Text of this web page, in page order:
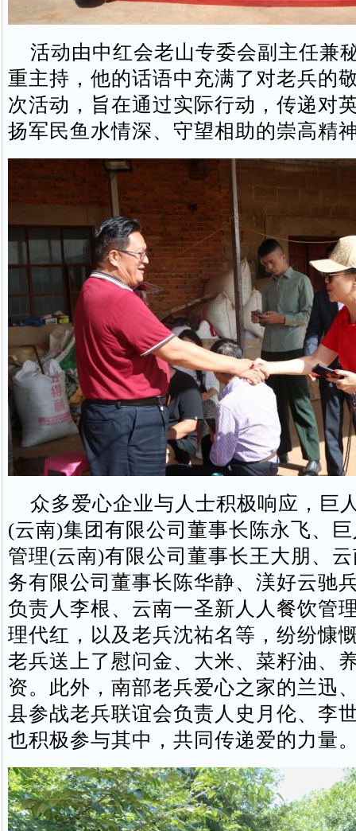
活动由中红会老山专委会副主任兼
重主持，他的话语中充满了对老兵的
次活动，旨在通过实际行动，传递对
扬军民鱼水情深、守望相助的崇高精
众多爱心企业与人士积极响应，巨
(云南)集团有限公司董事长陈永飞、
管理(云南)有限公司董事长王大朋、
务有限公司董事长陈华静、渼好云驰
负责人李根、云南一圣新人人餐饮管
理代红，以及老兵沈祐名等，纷纷慷
老兵送上了慰问金、大米、菜籽油、
资。此外，南部老兵爱心之家的兰迅
县参战老兵联谊会负责人史月伦、李
也积极参与其中，共同传递爱的力量